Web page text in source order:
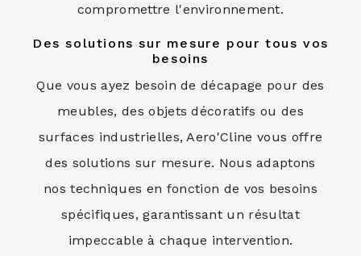
compromettre l'environnement.
Des solutions sur mesure pour tous vos
besoins
Que vous ayez besoin de décapage pour des
meubles, des objets décoratifs ou des
surfaces industrielles, Aero'Cline vous offre
des solutions sur mesure. Nous adaptons
nos techniques en fonction de vos besoins
spécifiques, garantissant un résultat
impeccable à chaque intervention.